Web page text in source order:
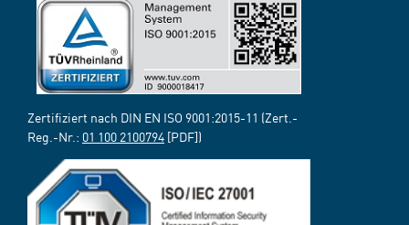
Zertifiziert nach DIN EN ISO 9001:2015-11 (Zert.-
Reg.-Nr.: 01 100 2100794 [PDF])